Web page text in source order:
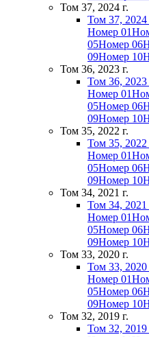
Том 37, 2024 г.
Том 37, 2024
Номер 01
05Номер 06
09Номер 10
Том 36, 2023 г.
Том 36, 2023
Номер 01
05Номер 06
09Номер 10
Том 35, 2022 г.
Том 35, 2022
Номер 01
05Номер 06
09Номер 10
Том 34, 2021 г.
Том 34, 2021
Номер 01
05Номер 06
09Номер 10
Том 33, 2020 г.
Том 33, 2020
Номер 01
05Номер 06
09Номер 10
Том 32, 2019 г.
Том 32, 2019